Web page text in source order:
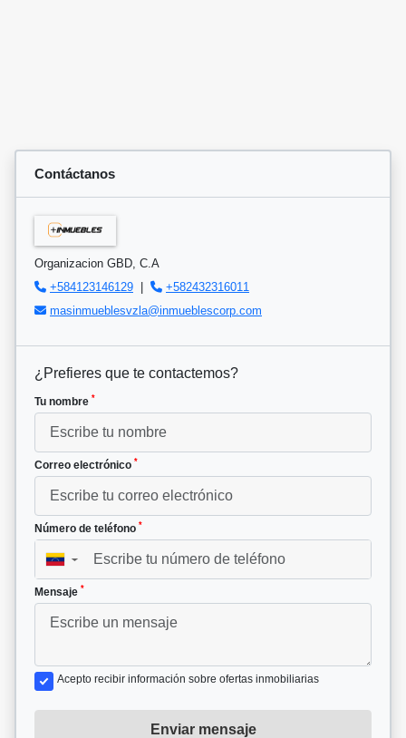
Contáctanos
Organizacion GBD, C.A
+584123146129 |
+582432316011
masinmueblesvzla@inmueblescorp.com
¿Prefieres que te contactemos?
Tu nombre *
Correo electrónico *
Número de teléfono *
▼
Mensaje *
Acepto recibir información sobre ofertas inmobiliarias
Enviar mensaje